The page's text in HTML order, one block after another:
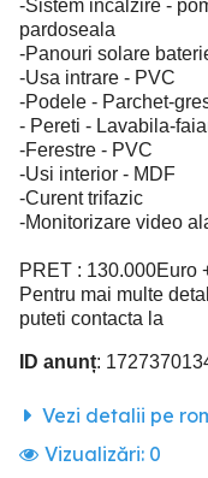
-Sistem incalzire -
pardoseala
-Panouri solare
-Usa intrare - PVC
-Podele - Parchet-
- Pereti - Lavabila-
-Ferestre - PVC
-Usi interior - MDF
-Curent trifazic
-Monitorizare video
PRET : 130.000Euro
Pentru mai multe
puteti contacta la
ID anunț:
Vezi detalii pe
Vizualizări: 0